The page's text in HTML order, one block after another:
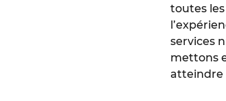
toutes
services
mettons
atteindre